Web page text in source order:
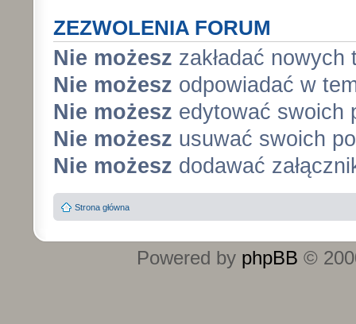
ZEZWOLENIA FORUM
Nie możesz zakładać
Nie możesz odpowiadać w
Nie możesz edytować swoich
Nie możesz usuwać swoich
Nie możesz dodawać
Strona główna
Powered by phpBB ©